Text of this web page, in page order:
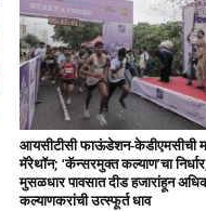
आयसीटीसी फाऊंडेशन-केडीएमसीची
मॅरेथॉन; ‘कॅन्सरमुक्त कल्याण’चा
मुसळधार पावसात दीड हजारांहून
कल्याणकरांची उत्स्फूर्त धाव